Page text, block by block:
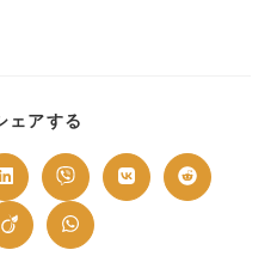
ェアする
CONTENT
Opens
in
a
new
window
Opens
in
a
new
window
Opens
in
Opens
in
Opens
in
Opens
in